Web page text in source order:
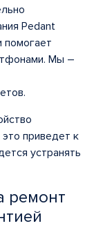
Pedant
помогает
Мы –
приведет к
устранять
ремонт